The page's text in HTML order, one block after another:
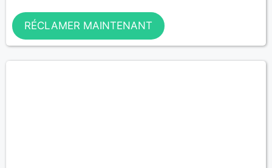
RÉCLAMER MAINTENANT